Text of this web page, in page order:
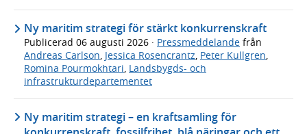
Ny maritim strategi för stärkt konkurrenskraft
Publicerad 06 augusti 2026 · Pressmeddelande från
Andreas Carlson, Jessica Rosencrantz, Peter Kullgren,
Romina Pourmokhtari, Landsbygds- och
infrastrukturdepartementet
Ny maritim strategi – en kraftsamling för